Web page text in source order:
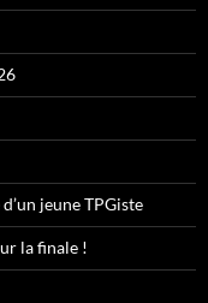
jeune TPGiste
la finale !